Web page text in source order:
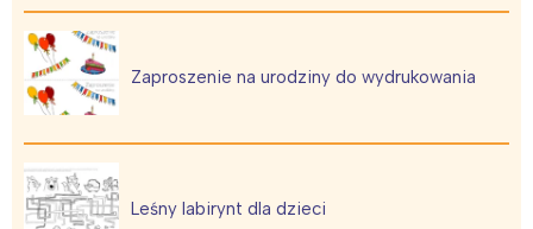
Zaproszenie na urodziny do wydrukowania
Leśny labirynt dla dzieci
Interesują mnie wydarzenia z
tego regionu:
Warszawa
Śląsk